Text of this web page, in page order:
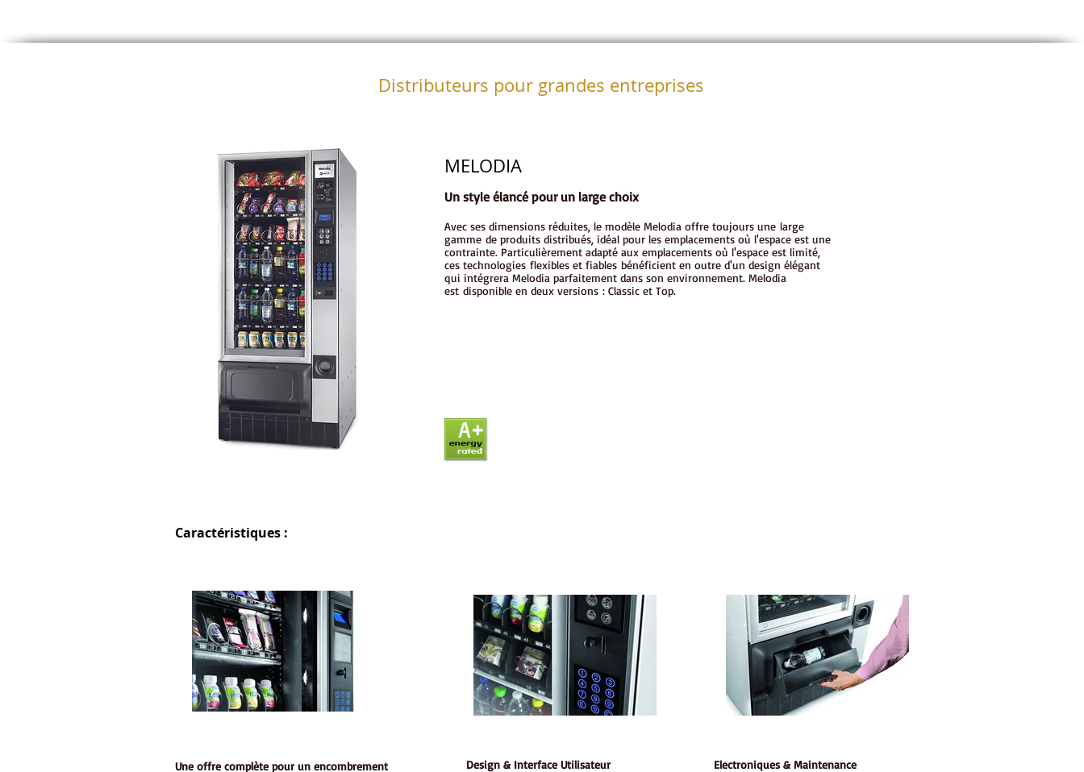
Distributeurs pour grandes entreprises
MELODIA
Un style élancé pour un large choix
Avec ses dimensions réduites, le modèle Melodia offre toujours une large
gamme de produits distribués, idéal pour les emplacements où l'espace est une
contrainte. Particulièrement adapté aux emplacements où l'espace est limité,
ces technologies flexibles et fiables bénéficient en outre d'un design élégant
qui intégrera Melodia parfaitement dans son environnement. Melodia
est disponible en deux versions : Classic et Top.
Caractéristiques :
Une offre complète pour un encombrement Design & Interface Utilisateur Electroniques & Maintenance